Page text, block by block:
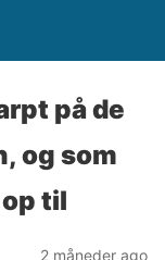
på de
og som
til
2 måneder ago